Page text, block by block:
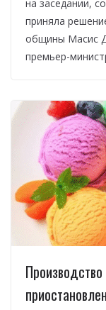
на заседании,
приняла
общины Масис
премьер-